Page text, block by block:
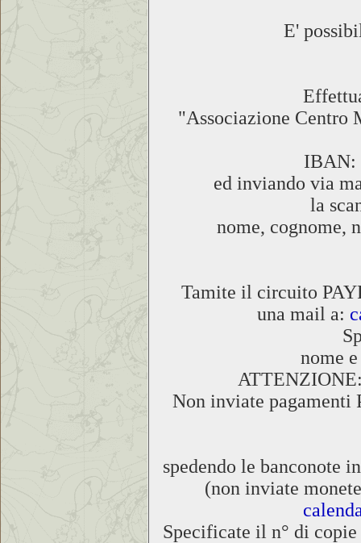
E'
"Associazione Centro
IBAN:
ed inviando via
la
nome, cognome,
Tamite il circuito
una mail a:
nome
Non inviate pagamenti
spedendo le banconote
(non inviate
Specificate il n° di